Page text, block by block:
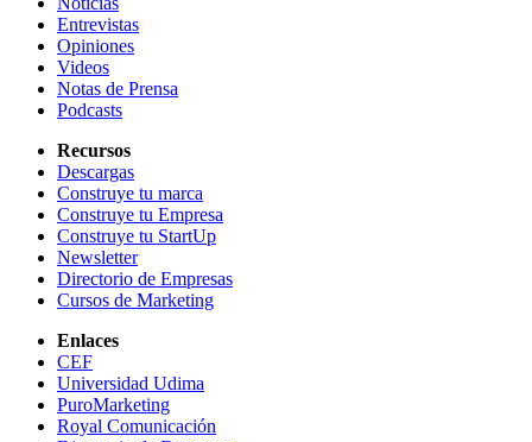
Entrevistas
Opiniones
Videos
Notas de Prensa
Podcasts
Recursos
Descargas
Construye tu marca
Construye tu Empresa
Construye tu StartUp
Newsletter
Directorio de Empresas
Cursos de Marketing
Enlaces
CEF
Universidad Udima
PuroMarketing
Royal Comunicación